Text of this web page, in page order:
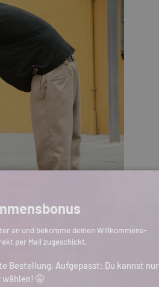
an und bekomme deinen Willkommens-
per Mail zugeschickt.
Bestellung. Aufgepasst: Du kannst nur
wählen! 🤫